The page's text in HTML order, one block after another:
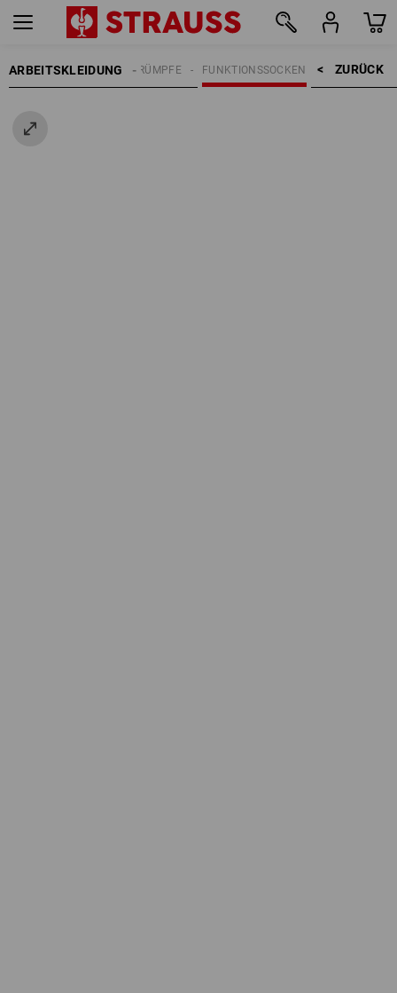
ARBEITSKLEIDUNG ZURÜCK    >
FUNKTIONSSOCKEN
SOCKEN | STRÜMPFE
HERREN